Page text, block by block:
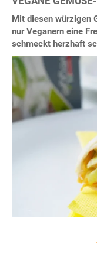
Mit diesen würzigen
nur Veganern eine
schmeckt herzhaft